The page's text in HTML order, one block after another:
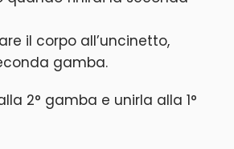
il corpo all’uncinetto,
gamba.
2° gamba e unirla alla 1°